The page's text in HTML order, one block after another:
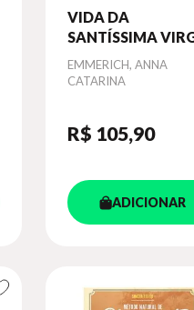
VIDA DA
SANTÍSSIMA
MARIA
Autor
EMMERICH, ANNA
CATARINA
R$ 105,90
ADICIONAR